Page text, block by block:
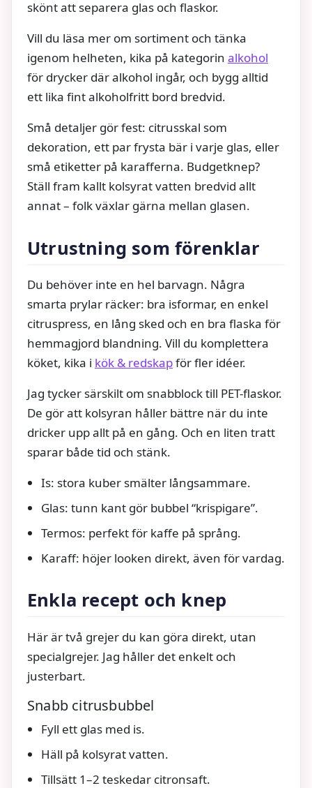
skönt att separera glas och flaskor.
Vill du läsa mer om sortiment och tänka
igenom helheten, kika på kategorin alkohol
för drycker där alkohol ingår, och bygg alltid
ett lika fint alkoholfritt bord bredvid.
Små detaljer gör fest: citrusskal som
dekoration, ett par frysta bär i varje glas, eller
små etiketter på karafferna. Budgetknep?
Ställ fram kallt kolsyrat vatten bredvid allt
annat – folk växlar gärna mellan glasen.
Utrustning som förenklar
Du behöver inte en hel barvagn. Några
smarta prylar räcker: bra isformar, en enkel
citruspress, en lång sked och en bra flaska för
hemmagjord blandning. Vill du komplettera
köket, kika i kök & redskapför fler idéer.
Jag tycker särskilt om snabblock till PET-flaskor.
De gör att kolsyran håller bättre när du inte
dricker upp allt på en gång. Och en liten tratt
sparar både tid och stänk.
Is: stora kuber smälter långsammare.
Glas: tunn kant gör bubbel “krispigare”.
Termos: perfekt för kaffe på språng.
Karaff: höjer looken direkt, även för vardag.
Enkla recept och knep
Här är två grejer du kan göra direkt, utan
specialgrejer. Jag håller det enkelt och
justerbart.
Snabb citrusbubbel
Fyll ett glas med is.
Häll på kolsyrat vatten.
Tillsätt 1–2 teskedar citronsaft.